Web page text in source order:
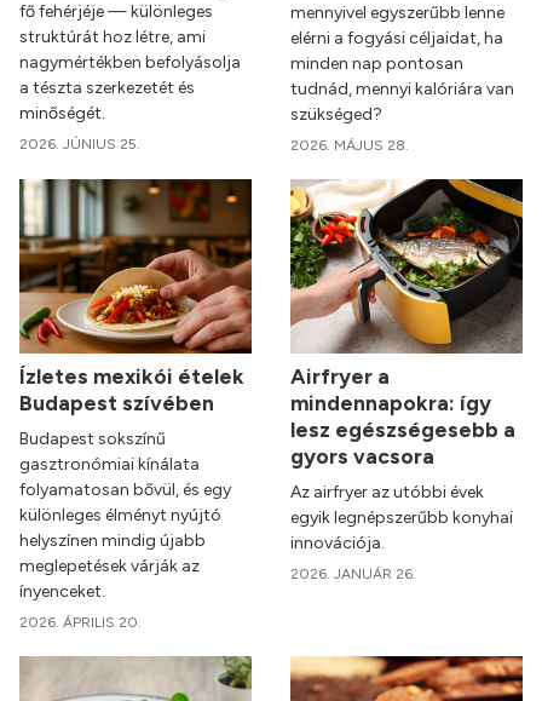
fő fehérjéje — különleges
struktúrát hoz létre, ami
nagymértékben befolyásolja
a tészta szerkezetét és
minőségét.
2026. JÚNIUS 25.
mennyivel egyszerűbb lenne
elérni a fogyási céljaidat, ha
minden nap pontosan
tudnád, mennyi kalóriára van
szükséged?
2026. MÁJUS 28.
Ízletes mexikói ételek
Budapest szívében
Budapest sokszínű
gasztronómiai kínálata
folyamatosan bővül, és egy
különleges élményt nyújtó
helyszínen mindig újabb
meglepetések várják az
ínyenceket.
2026. ÁPRILIS 20.
Airfryer a
mindennapokra: így
lesz egészségesebb a
gyors vacsora
Az airfryer az utóbbi évek
egyik legnépszerűbb konyhai
innovációja.
2026. JANUÁR 26.